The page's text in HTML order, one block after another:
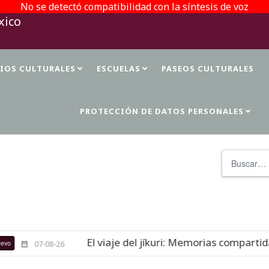
No se detectó compatibilidad con la síntesis de voz
CULTURALES ESCUELAS PASEOS CULTURALES
PROTECCIÓN DE DATOS PERSONALES
08-26 El viaje del jíkuri: Memorias compartidas en